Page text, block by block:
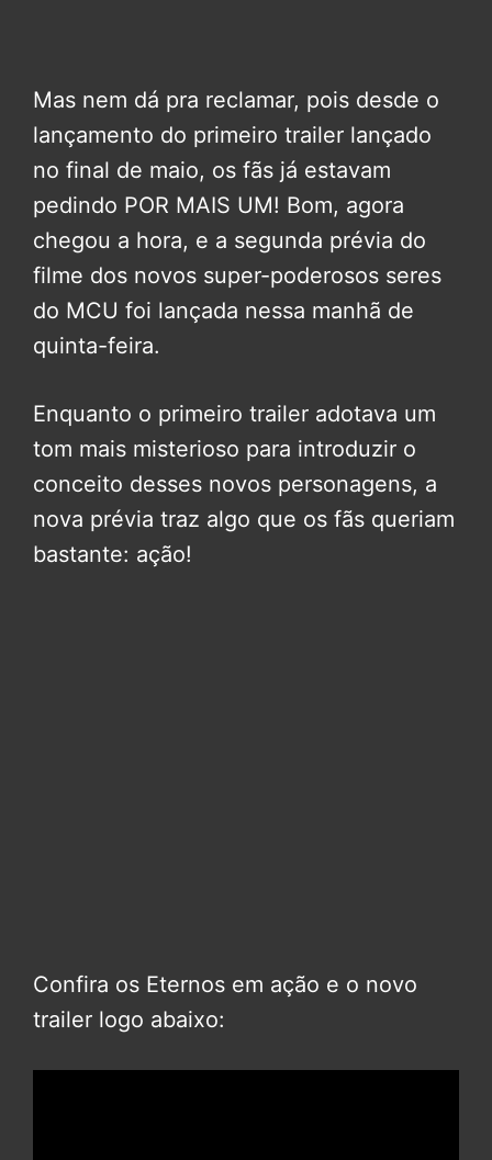
Mas nem dá pra reclamar, pois desde o
lançamento do primeiro trailer lançado
no final de maio, os fãs já estavam
pedindo POR MAIS UM! Bom, agora
chegou a hora, e a segunda prévia do
filme dos novos super-poderosos seres
do MCU foi lançada nessa manhã de
quinta-feira.
Enquanto o primeiro trailer adotava um
tom mais misterioso para introduzir o
conceito desses novos personagens, a
nova prévia traz algo que os fãs queriam
bastante: ação!
Confira os Eternos em ação e o novo
trailer logo abaixo: